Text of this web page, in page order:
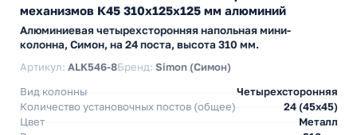
механизмов К45 310х125х125 мм алюминий
Алюминиевая четырехсторонняя напольная мини-
колонна, Симон, на 24 поста, высота 310 мм.
Артикул: ALK546-8Бренд: Simon (Симон)
Вид колонны
Четырехсторонняя
Количество установочных постов (общее)
24 (45х45)
Цвет
Металл